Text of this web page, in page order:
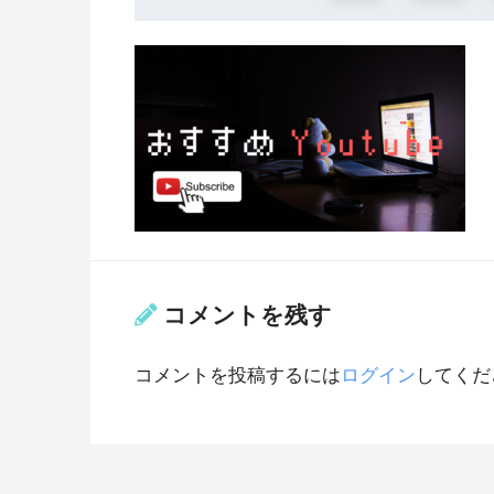
コメントを残す
コメントを投稿するには ログイン してく